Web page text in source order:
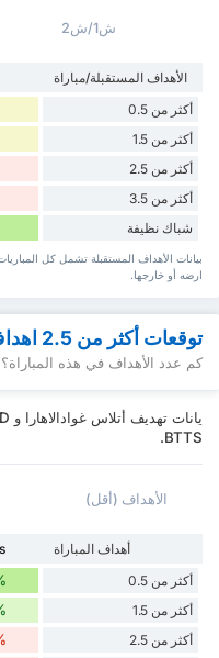
ش1/ش2
الأهداف المستقبلة/مباراة
أكثر من 0.5
أكثر من 1.5
أكثر من 2.5
أكثر من 3.5
شباك نظيفة
ارضه أو خارجها.
توقعات أكثر من 2.5 اهداف و BTTS
كم عدد الأهداف في هذه المباراة؟
BTTS.
الأهداف (أقل)
أهداف المباراة
أكثر من 0.5
أكثر من 1.5
أكثر من 2.5